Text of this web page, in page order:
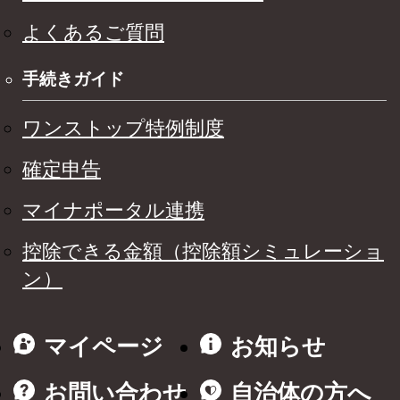
よくあるご質問
手続きガイド
ワンストップ特例制度
確定申告
マイナポータル連携
控除できる金額（控除額シミュレーショ
ン）
マイページ
お知らせ
お問い合わせ
自治体の方へ